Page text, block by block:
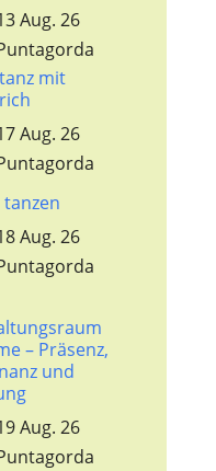
Aug. 26
mit
Aug. 26
tanzen
Aug. 26
– Präsenz,
und
Aug. 26